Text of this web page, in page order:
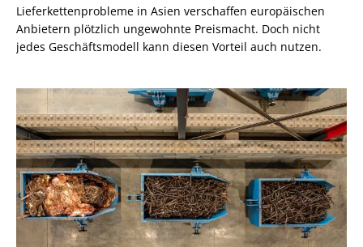
Lieferkettenprobleme in Asien verschaffen europäischen
Anbietern plötzlich ungewohnte Preismacht. Doch nicht
jedes Geschäftsmodell kann diesen Vorteil auch nutzen.